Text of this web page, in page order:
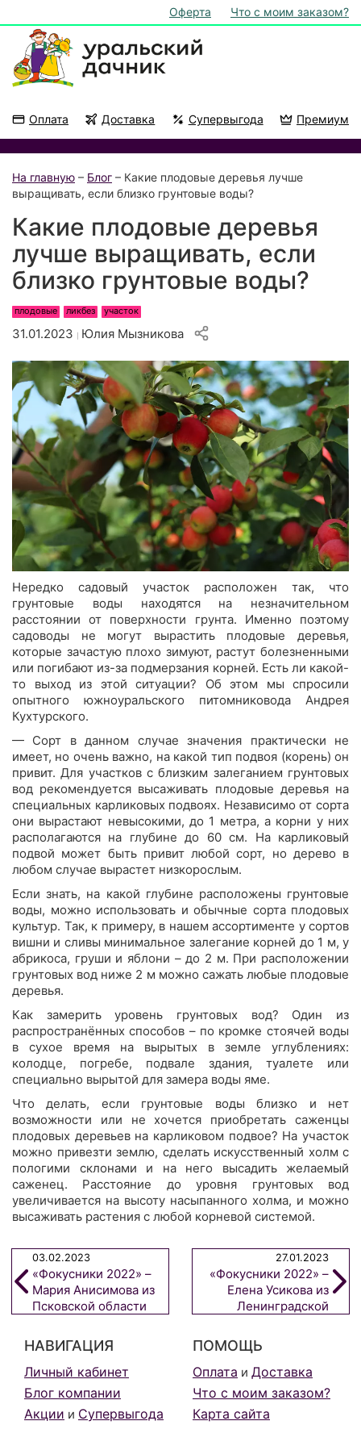
Оферта Что с моим заказом?
Оплата Доставка Супервыгода Премиум
На главную – Блог – Какие плодовые деревья лучше
выращивать, если близко грунтовые воды?
Какие плодовые деревья
лучше выращивать, если
близко грунтовые воды?
плодовые ликбез участок
31.01.2023 Юлия Мызникова
Нередко садовый участок расположен так, что
грунтовые воды находятся на незначительном
расстоянии от поверхности грунта. Именно поэтому
садоводы не могут вырастить плодовые деревья,
которые зачастую плохо зимуют, растут болезненными
или погибают из-за подмерзания корней. Есть ли какой-
то выход из этой ситуации? Об этом мы спросили
опытного южноуральского питомниковода Андрея
Кухтурского.
— Сорт в данном случае значения практически не
имеет, но очень важно, на какой тип подвоя (корень) он
привит. Для участков с близким залеганием грунтовых
вод рекомендуется высаживать плодовые деревья на
специальных карликовых подвоях. Независимо от сорта
они вырастают невысокими, до 1 метра, а корни у них
располагаются на глубине до 60 см. На карликовый
подвой может быть привит любой сорт, но дерево в
любом случае вырастет низкорослым.
Если знать, на какой глубине расположены грунтовые
воды, можно использовать и обычные сорта плодовых
культур. Так, к примеру, в нашем ассортименте у сортов
вишни и сливы минимальное залегание корней до 1 м, у
абрикоса, груши и яблони – до 2 м. При расположении
грунтовых вод ниже 2 м можно сажать любые плодовые
деревья.
Как замерить уровень грунтовых вод? Один из
распространённых способов – по кромке стоячей воды
в сухое время на вырытых в земле углублениях:
колодце, погребе, подвале здания, туалете или
специально вырытой для замера воды яме.
Что делать, если грунтовые воды близко и нет
возможности или не хочется приобретать саженцы
плодовых деревьев на карликовом подвое? На участок
можно привезти землю, сделать искусственный холм с
пологими склонами и на него высадить желаемый
саженец. Расстояние до уровня грунтовых вод
увеличивается на высоту насыпанного холма, и можно
высаживать растения с любой корневой системой.
03.02.2023
«Фокусники 2022» –
Мария Анисимова из
Псковской области
27.01.2023
«Фокусники 2022» –
Елена Усикова из
Ленинградской
НАВИГАЦИЯ
Личный кабинет
Блог компании
Акции и Супервыгода
ПОМОЩЬ
Оплата и Доставка
Что с моим заказом?
Карта сайта